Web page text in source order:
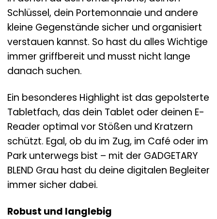
Schlüssel, dein Portemonnaie und andere
kleine Gegenstände sicher und organisiert
verstauen kannst. So hast du alles Wichtige
immer griffbereit und musst nicht lange
danach suchen.
Ein besonderes Highlight ist das gepolsterte
Tabletfach, das dein Tablet oder deinen E-
Reader optimal vor Stößen und Kratzern
schützt. Egal, ob du im Zug, im Café oder im
Park unterwegs bist – mit der GADGETARY
BLEND Grau hast du deine digitalen Begleiter
immer sicher dabei.
Robust und langlebig